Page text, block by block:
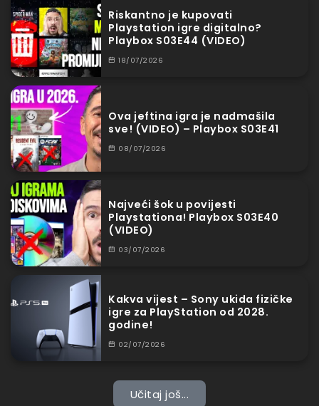
Riskantno je kupovati
Playstation igre digitalno?
Playbox S03E44 (VIDEO)
18/07/2026
Ova jeftina igra je nadmašila
sve! (VIDEO) – Playbox S03E41
08/07/2026
Najveći šok u povijesti
Playstationa! Playbox S03E40
(VIDEO)
03/07/2026
Kakva vijest – Sony ukida fizičke
igre za PlayStation od 2028.
godine!
02/07/2026
Učitaj još...